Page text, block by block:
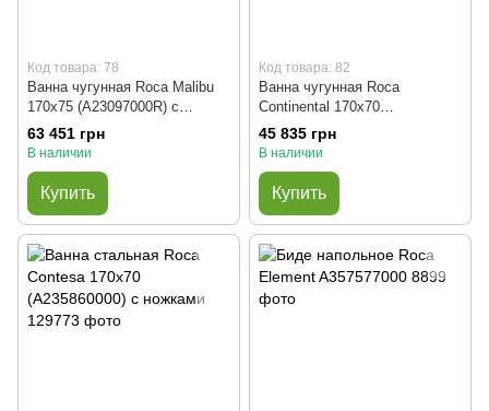
Код товара: 78
Ванна чугунная Roca Malibu
170x75 (A23097000R) с
ручками
63 451 грн
В наличии
Купить
Код товара: 82
Ванна чугунная Roca
Continental 170x70
(A21291100R)
45 835 грн
В наличии
Купить